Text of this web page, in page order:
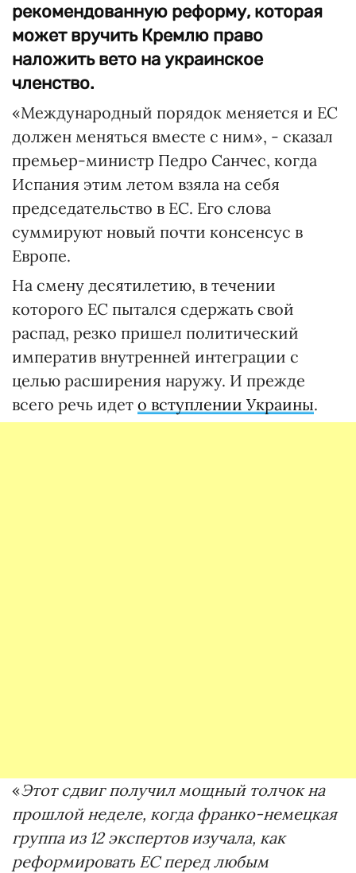
рекомендованную реформу, которая
может вручить Кремлю право
наложить вето на украинское
членство.
«Международный порядок меняется и ЕС
должен меняться вместе с ним», - сказал
премьер-министр Педро Санчес, когда
Испания этим летом взяла на себя
председательство в ЕС. Его слова
суммируют новый почти консенсус в
Европе.
На смену десятилетию, в течении
которого ЕС пытался сдержать свой
распад, резко пришел политический
императив внутренней интеграции с
целью расширения наружу. И прежде
всего речь идет о вступлении Украины.
«Этот сдвиг получил мощный толчок на
прошлой неделе, когда франко-немецкая
группа из 12 экспертов изучала, как
реформировать ЕС перед любым